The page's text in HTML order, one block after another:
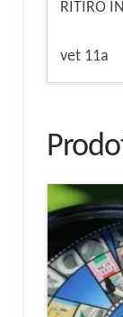
RITIRO
vet 11a